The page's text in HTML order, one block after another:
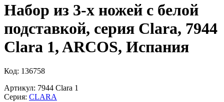
Набор из 3-х ножей с белой
подставкой, серия Clara, 7944
Clara 1, ARCOS, Испания
Код: 136758
Артикул: 7944 Clara 1
Серия: CLARA